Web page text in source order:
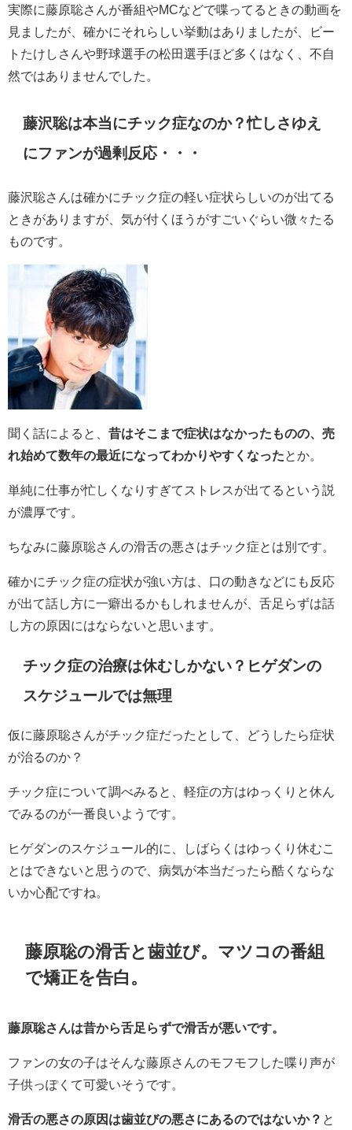
実際に藤原聡さんが番組やMCなどで喋ってるときの動画を
見ましたが、確かにそれらしい挙動はありましたが、ビー
トたけしさんや野球選手の松田選手ほど多くはなく、不自
然ではありませんでした。
藤沢聡は本当にチック症なのか？忙しさゆえ
にファンが過剰反応・・・
藤沢聡さんは確かにチック症の軽い症状らしいのが出てる
ときがありますが、気が付くほうがすごいぐらい微々たる
ものです。
聞く話によると、 昔はそこまで症状はなかったものの、売
れ始めて数年の最近になってわかりやすくなった とか。
単純に仕事が忙しくなりすぎてストレスが出てるという説
が濃厚です。
ちなみに藤原聡さんの滑舌の悪さはチック症とは別です。
確かにチック症の症状が強い方は、口の動きなどにも反応
が出て話し方に一癖出るかもしれませんが、舌足らずは話
し方の原因にはならないと思います。
チック症の治療は休むしかない？ヒゲダンの
スケジュールでは無理
仮に藤原聡さんがチック症だったとして、どうしたら症状
が治るのか？
チック症について調べみると、軽症の方はゆっくりと休ん
でみるのが一番良いようです。
ヒゲダンのスケジュール的に、しばらくはゆっくり休むこ
とはできないと思うので、病気が本当だったら酷くならな
いか心配ですね。
藤原聡の滑舌と歯並び。マツコの番組
で矯正を告白。
藤原聡さんは昔から舌足らずで滑舌が悪いです。
ファンの女の子はそんな藤原さんのモフモフした喋り声が
子供っぽくて可愛いそうです。
滑舌の悪さの原因は歯並びの悪さにあるのではないか？ と